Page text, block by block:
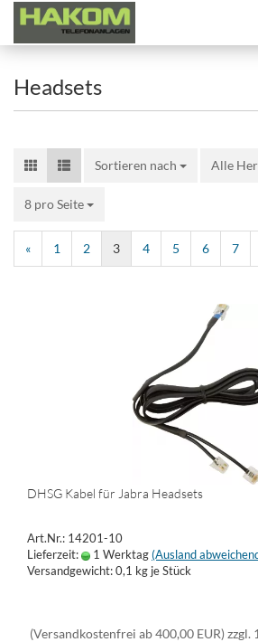
Headsets
Sortieren nach
Sortieren nach Alle
8 pro Seite
pro Seite
« 1 2 3 4 5 6 7
DHSG Kabel für Jabra Headsets
Art.Nr.: 14201-10
Lieferzeit:
1 Werktag(Ausland
Versandgewicht:0,1 kg je Stück
(Versandkostenfrei ab 400,00 EUR) zzgl.